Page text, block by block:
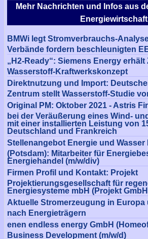
Mehr Nachrichten und Infos aus
Energiewirtschaft
BMWi legt Stromverbrauchs-
Verbände fordern beschleunigten
„H2-Ready“: Siemens Energy
Wasserstoff-Kraftwerkskonzept
Direktnutzung und Import:
Zentrum stellt Wasserstoff-Studie
Original PM: Oktober 2021 - Astris
bei der Veräußerung eines Wind-
mit einer installierten Leistung von
Deutschland und Frankreich
Stellenangebot Energie und Wasser
(Potsdam): Mitarbeiter für
Energiehandel (m/w/div)
Firmen Profil und Kontakt: Projekt
Projektierungsgesellschaft für
Energiesysteme mbH (Projekt
Aktuelle Stromerzeugung in Europa
nach Energieträgern
enen endless energy GmbH
Business Development (m/w/d)